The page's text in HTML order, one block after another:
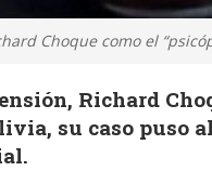
Choque como el
Richard
su caso puso